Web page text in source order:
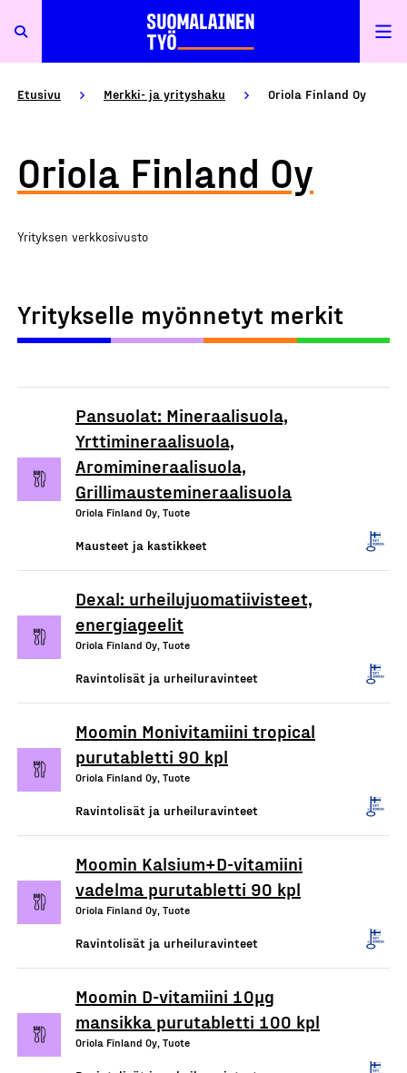
Etusivu Merkki- ja yrityshaku Oriola Finland Oy
Oriola Finland Oy
Yrityksen verkkosivusto
Yritykselle myönnetyt merkit
Pansuolat: Mineraalisuola,
Yrttimineraalisuola,
Aromimineraalisuola,
Grillimaustemineraalisuola
Oriola Finland Oy, Tuote
Mausteet ja kastikkeet
Dexal: urheilujuomatiivisteet,
energiageelit
Oriola Finland Oy, Tuote
Ravintolisät ja urheiluravinteet
Moomin Monivitamiini tropical
purutabletti 90 kpl
Oriola Finland Oy, Tuote
Ravintolisät ja urheiluravinteet
Moomin Kalsium+D-vitamiini
vadelma purutabletti 90 kpl
Oriola Finland Oy, Tuote
Ravintolisät ja urheiluravinteet
Moomin D-vitamiini 10µg
mansikka purutabletti 100 kpl
Oriola Finland Oy, Tuote